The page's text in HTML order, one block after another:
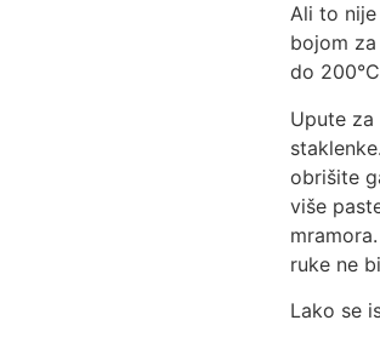
Ali to
bojom
do
Upute
obrišite
više
ruke ne
Lako se